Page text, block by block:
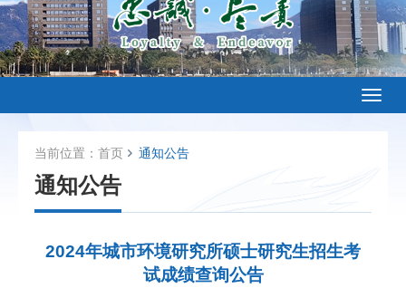
当前位置： 首页 通知公告
通知公告
2024年城市环境研究所硕士研究生招生考
试成绩查询公告